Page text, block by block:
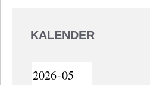
KALENDER